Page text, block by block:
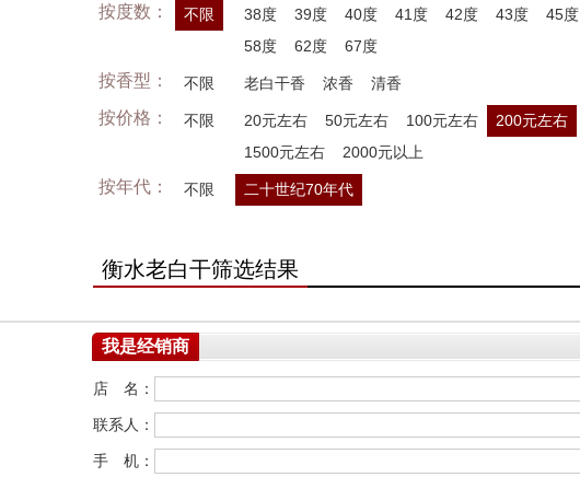
按度数： 不限 38度 39度 40度 41度 42度 43度 45度
58度
62度 67度
按香型： 不限 老白干香 浓香 清香
按价格： 不限 20元左右 50元左右 100元左右 200元左右
1500元左右
2000元以上
按年代： 不限 二十世纪70年代
衡水老白干筛选结果
我是经销商
店 名：
联系人：
手 机：